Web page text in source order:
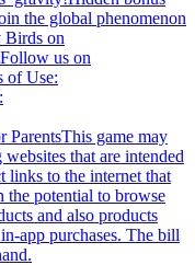
the global phenomenon
Birds on
us on
of Use:
ParentsThis game may
that are intended
links to the internet that
the potential to browse
and also products
app purchases. The bill